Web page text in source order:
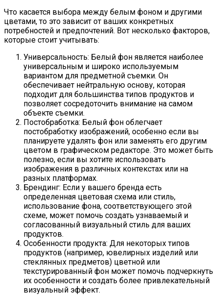
Что касается выбора между белым фоном и другими
цветами, то это зависит от ваших конкретных
потребностей и предпочтений. Вот несколько факторов,
которые стоит учитывать:
Универсальность: Белый фон является наиболее
универсальным и широко используемым
вариантом для предметной съемки. Он
обеспечивает нейтральную основу, которая
подходит для большинства типов продуктов и
позволяет сосредоточить внимание на самом
объекте съемки.
Постобработка: Белый фон облегчает
постобработку изображений, особенно если вы
планируете удалять фон или заменять его другим
цветом в графическом редакторе. Это может быть
полезно, если вы хотите использовать
изображения в различных контекстах или на
разных платформах.
Брендинг: Если у вашего бренда есть
определенная цветовая схема или стиль,
использование фона, соответствующего этой
схеме, может помочь создать узнаваемый и
согласованный визуальный стиль для ваших
продуктов.
Особенности продукта: Для некоторых типов
продуктов (например, ювелирных изделий или
стеклянных предметов) цветной или
текстурированный фон может помочь подчеркнуть
их особенности и создать более привлекательный
визуальный эффект.